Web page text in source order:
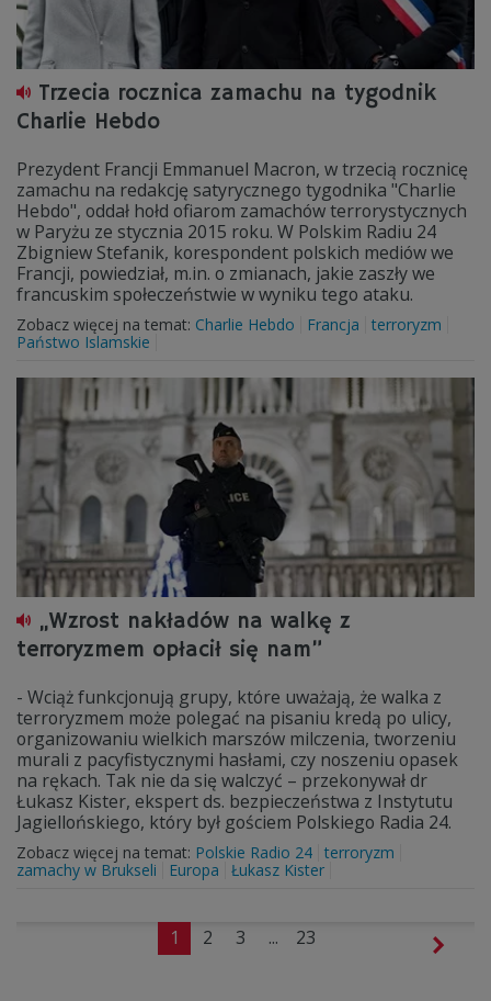
Trzecia rocznica zamachu na tygodnik
Charlie Hebdo
Prezydent Francji Emmanuel Macron, w trzecią rocznicę
zamachu na redakcję satyrycznego tygodnika "Charlie
Hebdo", oddał hołd ofiarom zamachów terrorystycznych
w Paryżu ze stycznia 2015 roku. W Polskim Radiu 24
Zbigniew Stefanik, korespondent polskich mediów we
Francji, powiedział, m.in. o zmianach, jakie zaszły we
francuskim społeczeństwie w wyniku tego ataku.
Zobacz więcej na temat: Charlie Hebdo Francja
terroryzm
Państwo Islamskie
„Wzrost nakładów na walkę z
terroryzmem opłacił się nam”
- Wciąż funkcjonują grupy, które uważają, że walka z
terroryzmem może polegać na pisaniu kredą po ulicy,
organizowaniu wielkich marszów milczenia, tworzeniu
murali z pacyfistycznymi hasłami, czy noszeniu opasek
na rękach. Tak nie da się walczyć – przekonywał dr
Łukasz Kister, ekspert ds. bezpieczeństwa z Instytutu
Jagiellońskiego, który był gościem Polskiego Radia 24.
Zobacz więcej na temat: Polskie Radio 24 terroryzm
zamachy w Brukseli
Europa Łukasz Kister
1 2 3 ... 23